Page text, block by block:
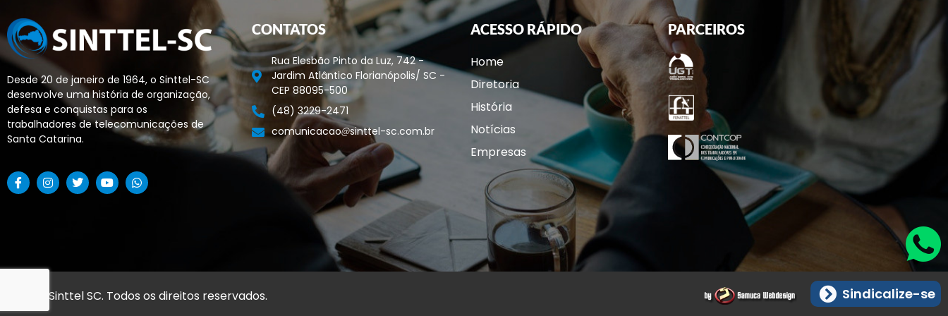
Desde 20 de janeiro de 1964, o Sinttel-SC
desenvolve uma história de organização,
defesa e conquistas para os
trabalhadores de telecomunicações de
Santa Catarina.
CONTATOS
Rua Elesbão Pinto da Luz, 742 -
Jardim Atlântico Florianópolis/ SC -
CEP 88095-500
(48) 3229-2471
comunicacao sinttel-sc.com.br
ACESSO RÁPIDO
Home
Diretoria
História
Notícias
Empresas
PARCEIROS
© 2026 Sinttel SC. Todos os direitos reservados. Sindicalize-se